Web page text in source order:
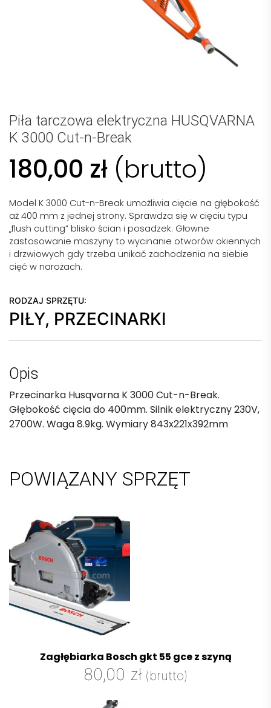
Piła tarczowa elektryczna HUSQVARNA
K 3000 Cut-n-Break
180,00 zł (brutto)
Model K 3000 Cut-n-Break umożliwia cięcie na głębokość
aż 400 mm z jednej strony. Sprawdza się w cięciu typu
„flush cutting” blisko ścian i posadzek. Głowne
zastosowanie maszyny to wycinanie otworów okiennych
i drzwiowych gdy trzeba unikać zachodzenia na siebie
cięć w narożach.
RODZAJ SPRZĘTU:
PIŁY, PRZECINARKI
Opis
Przecinarka Husqvarna K 3000 Cut-n-Break.
Głębokość cięcia do 400mm. Silnik elektryczny 230V,
2700W. Waga 8.9kg. Wymiary 843x221x392mm
POWIĄZANY SPRZĘT
Zagłębiarka Bosch gkt 55 gce z szyną
80,00 zł (brutto)